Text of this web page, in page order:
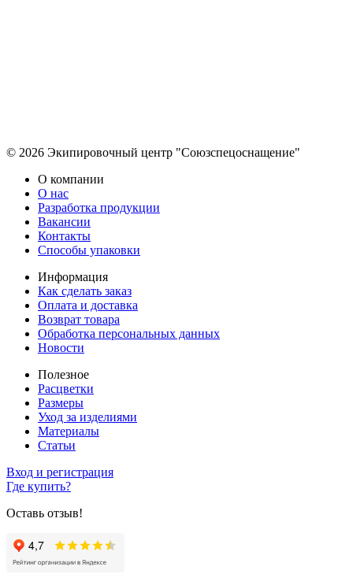
© 2026 Экипировочный центр "Союзспецоснащение"
О компании
О нас
Разработка продукции
Вакансии
Контакты
Способы упаковки
Информация
Как сделать заказ
Оплата и доставка
Возврат товара
Обработка персональных данных
Новости
Полезное
Расцветки
Размеры
Уход за изделиями
Материалы
Статьи
Вход и регистрация
Где купить?
Оставь отзыв!